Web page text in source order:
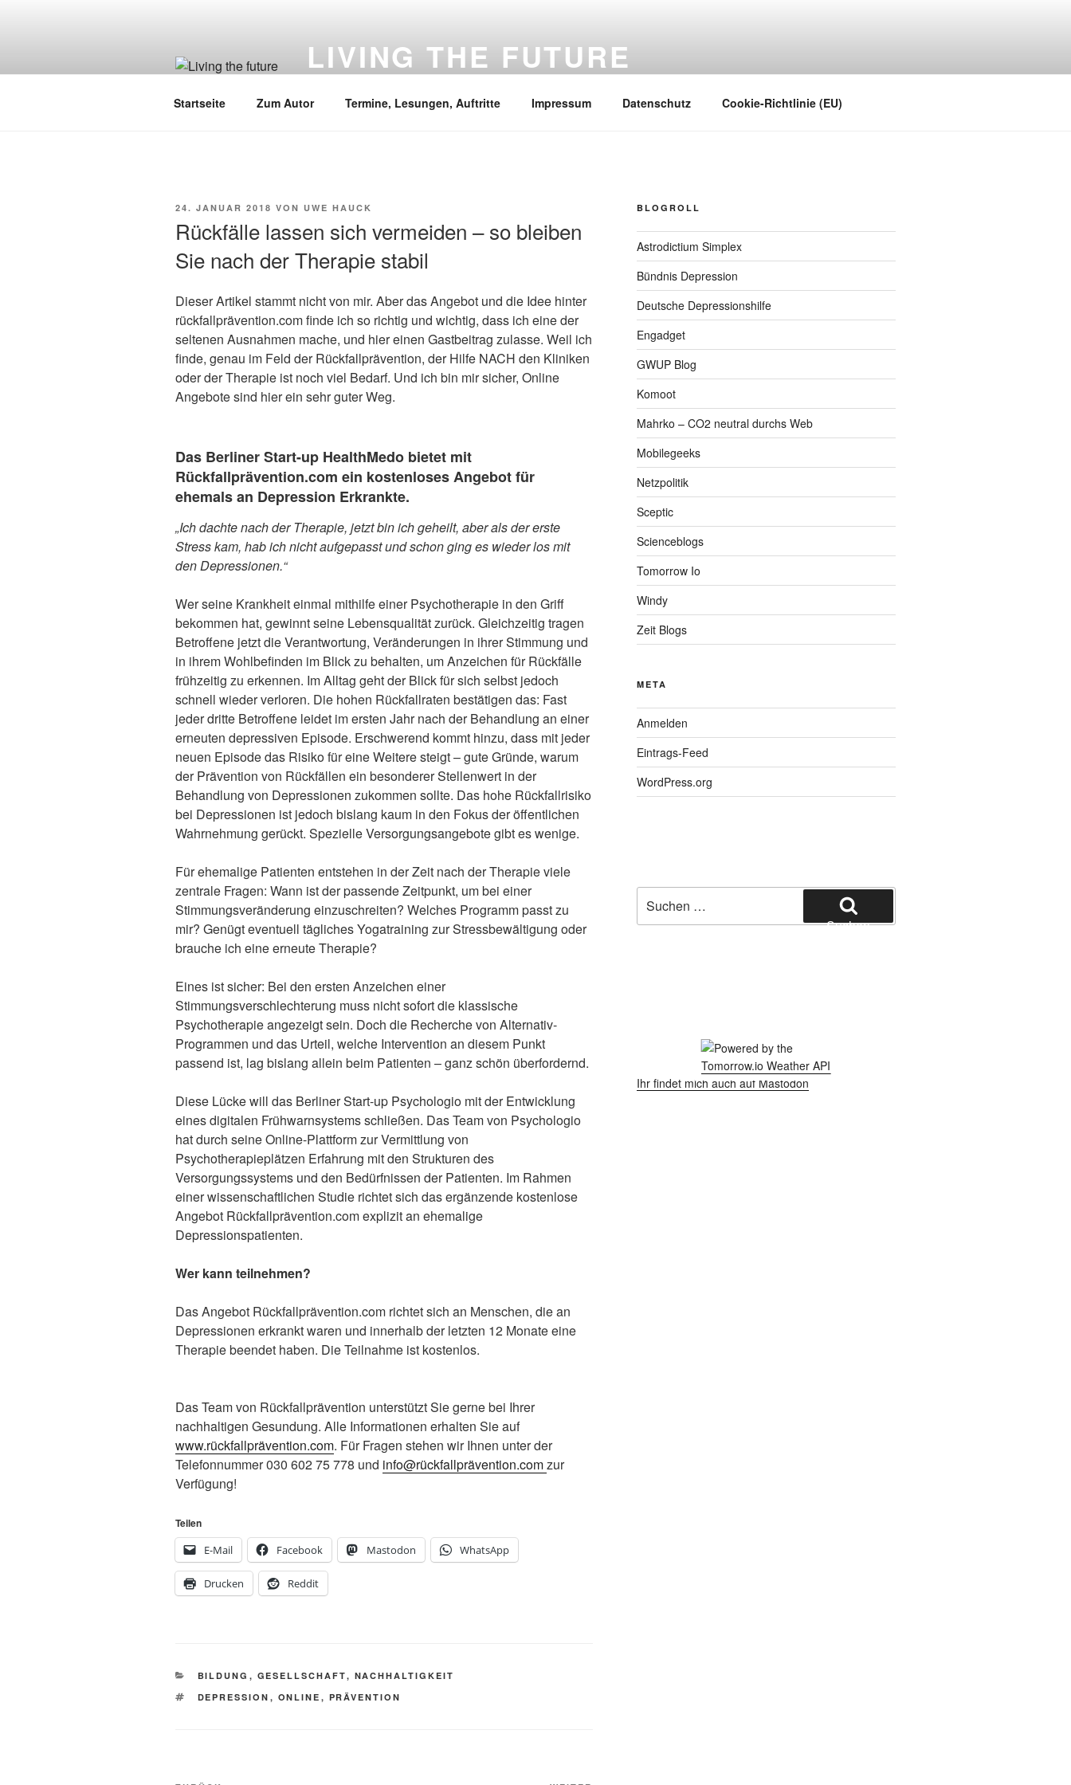
LIVING THE FUTURE
Startseite Zum Autor Termine, Lesungen, Auftritte Impressum Datenschutz Cookie-Richtlinie (EU)
VERÖFFENTLICHT
24. JANUAR 2018 VON UWE HAUCK
Rückfälle lassen sich vermeiden – so bleiben
Sie nach der Therapie stabil
Dieser Artikel stammt nicht von mir. Aber das Angebot und die Idee hinter
rückfallprävention.com finde ich so richtig und wichtig, dass ich eine der
seltenen Ausnahmen mache, und hier einen Gastbeitrag zulasse. Weil ich
finde, genau im Feld der Rückfallprävention, der Hilfe NACH den Kliniken
oder der Therapie ist noch viel Bedarf. Und ich bin mir sicher, Online
Angebote sind hier ein sehr guter Weg.
Das Berliner Start-up HealthMedo bietet mit
Rückfallprävention.com ein kostenloses Angebot für
ehemals an Depression Erkrankte.
„Ich dachte nach der Therapie, jetzt bin ich geheilt, aber als der erste
Stress kam, hab ich nicht aufgepasst und schon ging es wieder los mit
den Depressionen.“
Wer seine Krankheit einmal mithilfe einer Psychotherapie in den Griff
bekommen hat, gewinnt seine Lebensqualität zurück. Gleichzeitig tragen
Betroffene jetzt die Verantwortung, Veränderungen in ihrer Stimmung und
in ihrem Wohlbefinden im Blick zu behalten, um Anzeichen für Rückfälle
frühzeitig zu erkennen. Im Alltag geht der Blick für sich selbst jedoch
schnell wieder verloren. Die hohen Rückfallraten bestätigen das: Fast
jeder dritte Betroffene leidet im ersten Jahr nach der Behandlung an einer
erneuten depressiven Episode. Erschwerend kommt hinzu, dass mit jeder
neuen Episode das Risiko für eine Weitere steigt – gute Gründe, warum
der Prävention von Rückfällen ein besonderer Stellenwert in der
Behandlung von Depressionen zukommen sollte. Das hohe Rückfallrisiko
bei Depressionen ist jedoch bislang kaum in den Fokus der öffentlichen
Wahrnehmung gerückt. Spezielle Versorgungsangebote gibt es wenige.
Für ehemalige Patienten entstehen in der Zeit nach der Therapie viele
zentrale Fragen: Wann ist der passende Zeitpunkt, um bei einer
Stimmungsveränderung einzuschreiten? Welches Programm passt zu
mir? Genügt eventuell tägliches Yogatraining zur Stressbewältigung oder
brauche ich eine erneute Therapie?
Eines ist sicher: Bei den ersten Anzeichen einer
Stimmungsverschlechterung muss nicht sofort die klassische
Psychotherapie angezeigt sein. Doch die Recherche von Alternativ-
Programmen und das Urteil, welche Intervention an diesem Punkt
passend ist, lag bislang allein beim Patienten – ganz schön überfordernd.
Diese Lücke will das Berliner Start-up Psychologio mit der Entwicklung
eines digitalen Frühwarnsystems schließen. Das Team von Psychologio
hat durch seine Online-Plattform zur Vermittlung von
Psychotherapieplätzen Erfahrung mit den Strukturen des
Versorgungssystems und den Bedürfnissen der Patienten. Im Rahmen
einer wissenschaftlichen Studie richtet sich das ergänzende kostenlose
Angebot Rückfallprävention.com explizit an ehemalige
Depressionspatienten.
Wer kann teilnehmen?
Das Angebot Rückfallprävention.com richtet sich an Menschen, die an
Depressionen erkrankt waren und innerhalb der letzten 12 Monate eine
Therapie beendet haben. Die Teilnahme ist kostenlos.
Das Team von Rückfallprävention unterstützt Sie gerne bei Ihrer
nachhaltigen Gesundung. Alle Informationen erhalten Sie auf
www.rückfallprävention.com. Für Fragen stehen wir Ihnen unter der
Telefonnummer 030 602 75 778 und info@rückfallprävention.comzur
Verfügung!
Teilen
E-Mail
Facebook Mastodon WhatsApp
Drucken Reddit
KATEGORIEN
BILDUNG , GESELLSCHAFT, NACHHALTIGKEIT
SCHLAGWÖRTER
DEPRESSION , ONLINE , PRÄVENTION
BLOGROLL
Astrodictium Simplex
Bündnis Depression
Deutsche Depressionshilfe
Engadget
GWUP Blog
Komoot
Mahrko – CO2 neutral durchs Web
Mobilegeeks
Netzpolitik
Sceptic
Scienceblogs
Tomorrow Io
Windy
Zeit Blogs
META
Anmelden
Eintrags-Feed
WordPress.org
nach:
Suchen
Ihr findet mich auch auf Mastodon